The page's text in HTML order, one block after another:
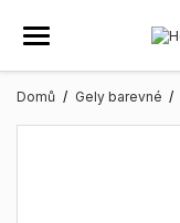
Domů Gely barevné